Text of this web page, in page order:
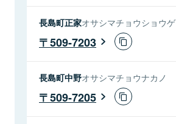
長島町正家オサシマチョウショウゲ
509-7203
長島町中野オサシマチョウナカノ
509-7205